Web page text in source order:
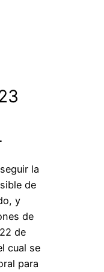
la
de
y
de
de
cual se
para